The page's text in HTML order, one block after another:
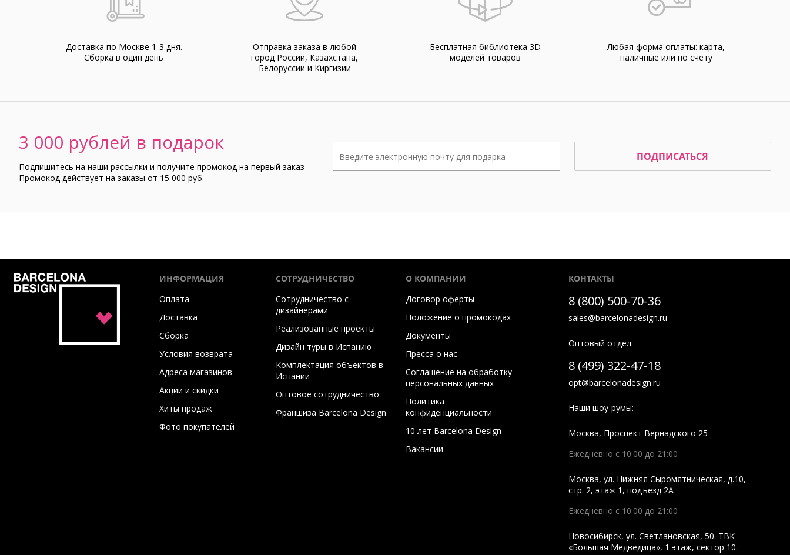
Доставка по Москве 1-3 дня.
Cборка в один день
Отправка заказа в любой
город России, Казахстана,
Белоруссии и Киргизии
Бесплатная библиотека 3D
моделей товаров
Любая форма оплаты: карта,
наличные или по счету
3 000 рублей в подарок
Подпишитесь на наши рассылки и получите промокод на первый заказ
Промокод действует на заказы от 15 000 руб.
ПОДПИСАТЬСЯ
КОНТАКТЫ
8 (800) 500-70-36
sales@barcelonadesign.ru
Оптовый отдел:
8 (499) 322-47-18
opt@barcelonadesign.ru
Наши шоу-румы:
Москва, Проспект Вернадского 25
Ежедневно с 10:00 до 21:00
Москва,ул. Нижняя Сыромятническая, д.10,
стр. 2, этаж 1, подъезд 2A
Ежедневно с 10:00 до 21:00
Новосибирск,ул. Светлановская, 50. ТВК
«Большая Медведица», 1 этаж, сектор 10.
ИНФОРМАЦИЯ
Оплата
Доставка
Сборка
Условия возврата
Адреса магазинов
Акции и скидки
Хиты продаж
Фото покупателей
СОТРУДНИЧЕСТВО
Сотрудничество с
дизайнерами
Реализованные проекты
Дизайн туры в Испанию
Комплектация объектов в
Испании
Оптовое сотрудничество
Франшиза Barcelona Design
О КОМПАНИИ
Договор оферты
Положение о промокодах
Документы
Пресса о нас
Соглашение на обработку
персональных данных
Политика
конфиденциальности
10 лет Barcelona Design
Вакансии